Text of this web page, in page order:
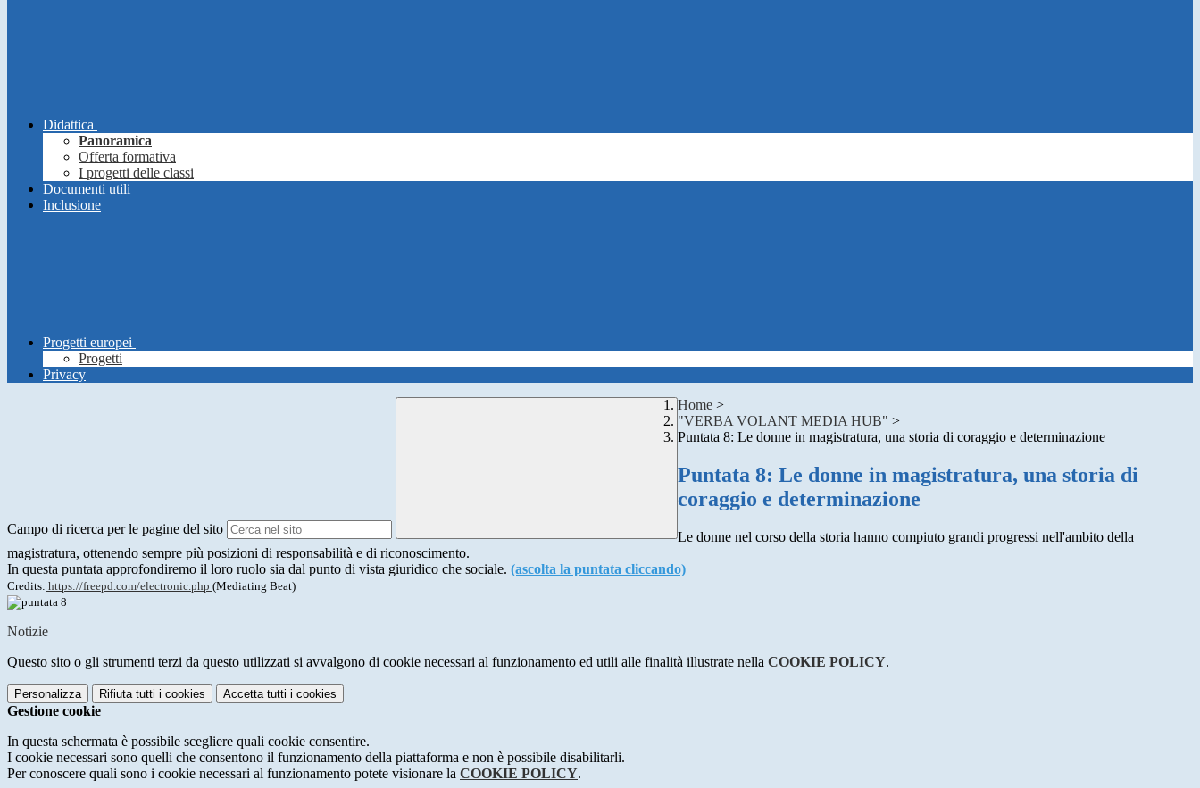
Didattica
Panoramica
Offerta formativa
I progetti delle classi
Documenti utili
Inclusione
Progetti europei
Progetti
Privacy
Campo di ricerca per le pagine del sito
Home >
"VERBA VOLANT MEDIA HUB" >
Puntata 8: Le donne in magistratura, una storia di coraggio e determinazione
Puntata 8: Le donne in magistratura, una storia di
coraggio e determinazione
Le donne nel corso della storia hanno compiuto grandi progressi nell'ambito della
magistratura, ottenendo sempre più posizioni di responsabilità e di riconoscimento.
In questa puntata approfondiremo il loro ruolo sia dal punto di vista giuridico che sociale. (ascolta la puntata cliccando)
Credits: https://freepd.com/electronic.php (Mediating Beat)
Notizie
Questo sito o gli strumenti terzi da questo utilizzati si avvalgono di cookie necessari al funzionamento ed utili alle finalità illustrate nella COOKIE POLICY.
Personalizza Rifiuta tutti i cookies Accetta tutti i cookies
Gestione cookie
In questa schermata è possibile scegliere quali cookie consentire.
I cookie necessari sono quelli che consentono il funzionamento della piattaforma e non è possibile disabilitarli.
Per conoscere quali sono i cookie necessari al funzionamento potete visionare la COOKIE POLICY.